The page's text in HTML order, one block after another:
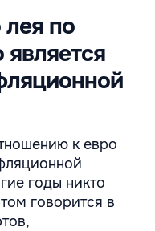
лея по
к евро
годы никто
говорится в